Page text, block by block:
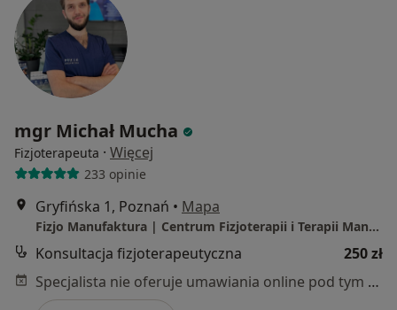
mgr Michał Mucha
Fizjoterapeuta · Więcej
233 opinie
Gryfińska 1, Poznań • Mapa
Fizjo Manufaktura | Centrum Fizjoterapii i Terapii Manualnej
Konsultacja fizjoterapeutyczna
250 zł
Specjalista nie oferuje umawiania online pod tym adresem.